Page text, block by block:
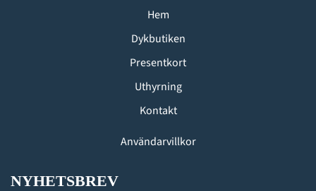
Hem
Dykbutiken
Presentkort
Uthyrning
Kontakt
Användarvillkor
NYHETSBREV